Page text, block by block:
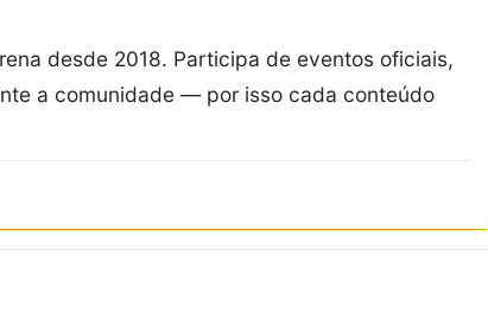
desde 2018. Participa de eventos oficiais,
a comunidade — por isso cada conteúdo